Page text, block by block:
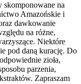
skomponowane na
Amazońskie i
dawkowanie
na różne,
Niektóre
pod daną kurację. Do
zioła,
parzenia,
Zapraszam